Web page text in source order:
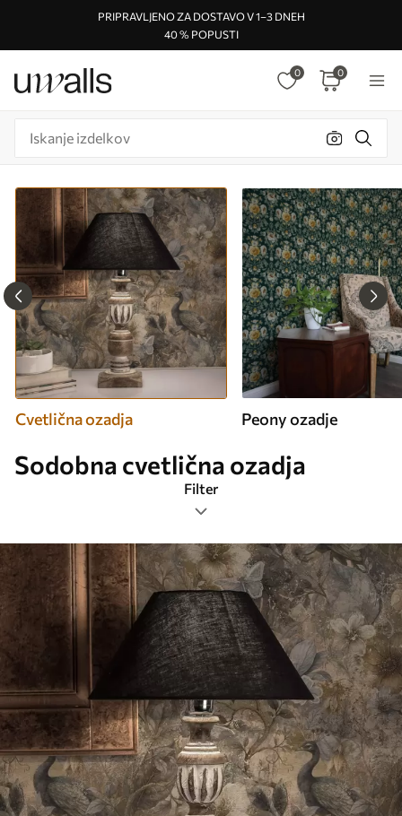
PRIPRAVLJENO ZA DOSTAVO V 1–3 DNEH
40 % POPUSTI
0 0
Cvetlična ozadja Peony ozadje
Sodobna cvetlična ozadja
Filter
Oznake
Najbolj priljubljeni
Ponastavite vse